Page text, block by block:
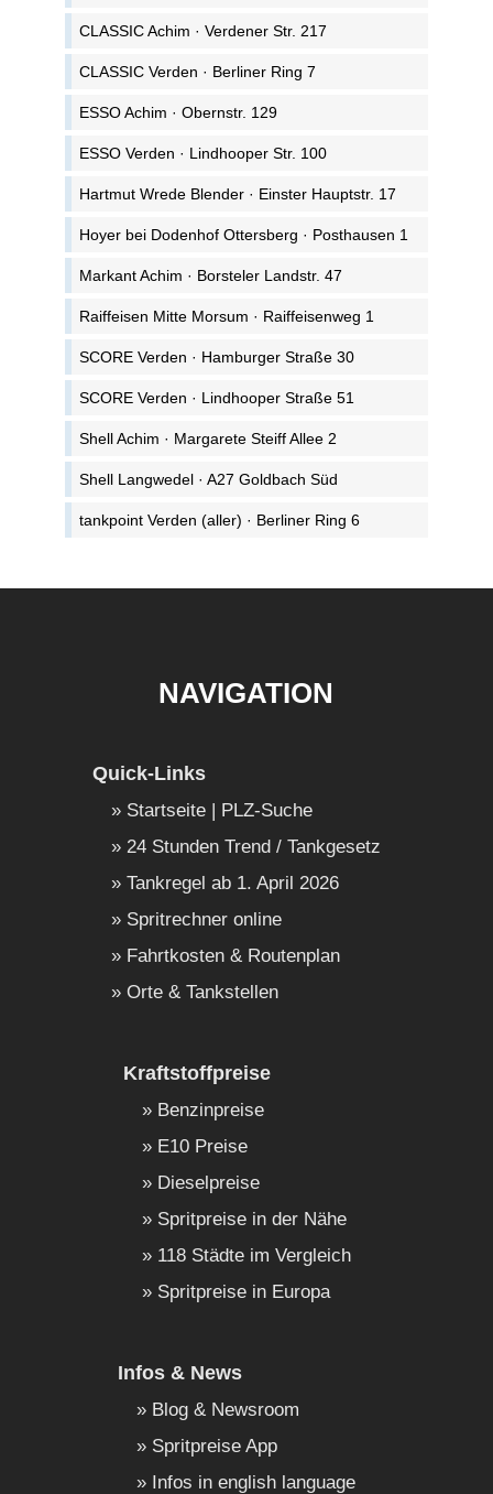
CLASSIC Achim · Verdener Str. 217
CLASSIC Verden · Berliner Ring 7
ESSO Achim · Obernstr. 129
ESSO Verden · Lindhooper Str. 100
Hartmut Wrede Blender · Einster Hauptstr. 17
Hoyer bei Dodenhof Ottersberg · Posthausen 1
Markant Achim · Borsteler Landstr. 47
Raiffeisen Mitte Morsum · Raiffeisenweg 1
SCORE Verden · Hamburger Straße 30
SCORE Verden · Lindhooper Straße 51
Shell Achim · Margarete Steiff Allee 2
Shell Langwedel · A27 Goldbach Süd
tankpoint Verden (aller) · Berliner Ring 6
NAVIGATION
Quick-Links
Startseite | PLZ-Suche
24 Stunden Trend / Tankgesetz
Tankregel ab 1. April 2026
Spritrechner online
Fahrtkosten & Routenplan
Orte & Tankstellen
Kraftstoffpreise
Benzinpreise
E10 Preise
Dieselpreise
Spritpreise in der Nähe
118 Städte im Vergleich
Spritpreise in Europa
Infos & News
Blog & Newsroom
Spritpreise App
Infos in english language